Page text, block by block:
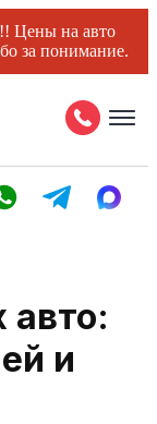
Цены на авто
за понимание.
авто:
и